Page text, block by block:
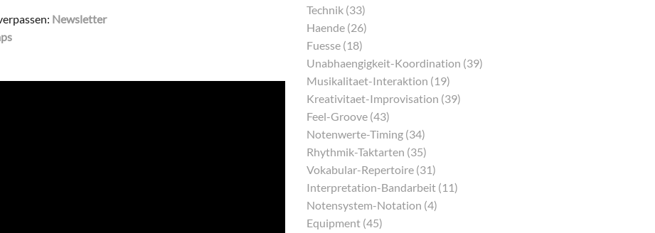
Newsletter
Technik (33)
Haende (26)
Fuesse (18)
Unabhaengigkeit-Koordination (39)
Musikalitaet-Interaktion (19)
Kreativitaet-Improvisation (39)
Feel-Groove (43)
Notenwerte-Timing (34)
Rhythmik-Taktarten (35)
Vokabular-Repertoire (31)
Interpretation-Bandarbeit (11)
Notensystem-Notation (4)
Equipment (45)